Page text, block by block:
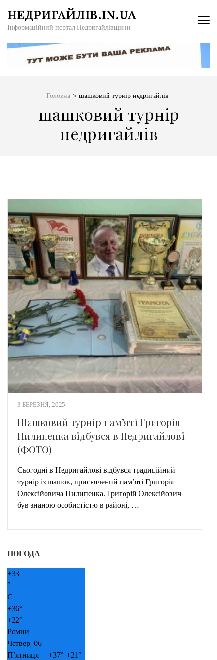
вмісту
Enter)
НЕДРИГАЙЛІВ.IN.UA
Інформаційний портал Недригайлівщини
Головна > шашковий турнір недригайлів
шашковий турнір
недригайлів
3 БЕРЕЗНЯ, 2025
Шашковий турнір пам’яті Григорія
Пилипенка відбувся в Недригайлові
(ФОТО)
Сьогодні в Недригайлові відбувся традиційний
турнір із шашок, присвячений пам’яті Григорія
Олексійовича Пилипенка. Григорій Олексійович
був знаною особистістю в районі, …
ПОГОДА
+33
°
C
+36°
+22°
Ромни
Четвер, 06
П’ятниця
+37° +21°